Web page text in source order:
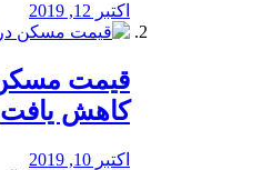
اکتبر 12, 2019
کاهش یافت
اکتبر 10, 2019